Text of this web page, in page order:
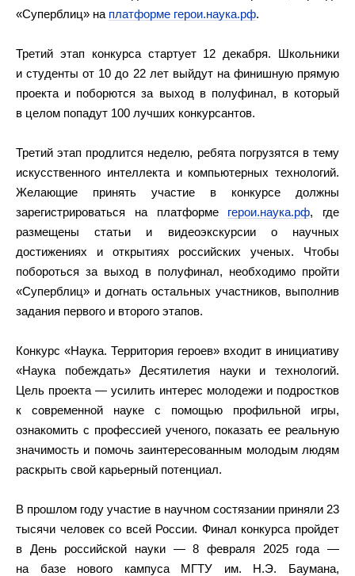
«Суперблиц» на платформе герои.наука.рф.
Третий этап конкурса стартует 12 декабря. Школьники
и студенты от 10 до 22 лет выйдут на финишную прямую
проекта и поборются за выход в полуфинал, в который
в целом попадут 100 лучших конкурсантов.
Третий этап продлится неделю, ребята погрузятся в тему
искусственного интеллекта и компьютерных технологий.
Желающие принять участие в конкурсе должны
зарегистрироваться на платформе герои.наука.рф, где
размещены статьи и видеоэкскурсии о научных
достижениях и открытиях российских ученых. Чтобы
побороться за выход в полуфинал, необходимо пройти
«Суперблиц» и догнать остальных участников, выполнив
задания первого и второго этапов.
Конкурс «Наука. Территория героев» входит в инициативу
«Наука побеждать» Десятилетия науки и технологий.
Цель проекта — усилить интерес молодежи и подростков
к современной науке с помощью профильной игры,
ознакомить с профессией ученого, показать ее реальную
значимость и помочь заинтересованным молодым людям
раскрыть свой карьерный потенциал.
В прошлом году участие в научном состязании приняли 23
тысячи человек со всей России. Финал конкурса пройдет
в День российской науки — 8 февраля 2025 года —
на базе нового кампуса МГТУ им. Н.Э. Баумана,